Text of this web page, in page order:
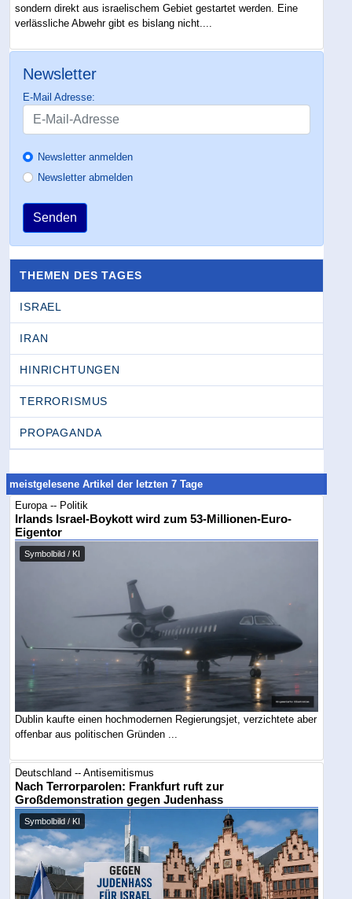
sondern direkt aus israelischem Gebiet gestartet werden. Eine
verlässliche Abwehr gibt es bislang nicht....
Newsletter
E-Mail Adresse:
Newsletter anmelden
Newsletter abmelden
Senden
THEMEN DES TAGES
ISRAEL
IRAN
HINRICHTUNGEN
TERRORISMUS
PROPAGANDA
meistgelesene Artikel der letzten 7 Tage
Europa -- Politik
Irlands Israel-Boykott wird zum 53-Millionen-Euro-
Eigentor
Symbolbild / KI
Dublin kaufte einen hochmodernen Regierungsjet, verzichtete aber
offenbar aus politischen Gründen ...
Deutschland -- Antisemitismus
Nach Terrorparolen: Frankfurt ruft zur
Großdemonstration gegen Judenhass
Symbolbild / KI